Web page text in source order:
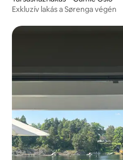
Exkluzív lakás a Sørenga végén